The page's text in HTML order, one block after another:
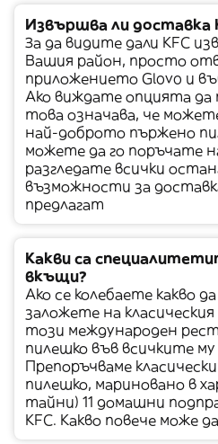
Извършва ли доставка
За да видите дали KFC
Вашия район, просто
приложението Glovo и
Ако виждате опцията да
това означава, че
най-доброто пържено
можете да го поръчате
разгледате всички
възможности за
предлагат
Какви са
вкъщи?
Ако се колебаете какво
заложете на
този международен
пилешко във всичките
Препоръчваме
пилешко, мариновано в
тайни) 11 домашни
KFC. Какво повече може